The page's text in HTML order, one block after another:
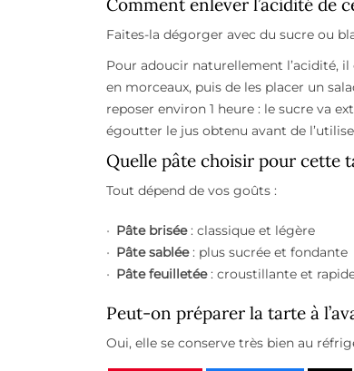
Comment enlever l’acidité de
Faites-la dégorger avec du sucre ou
Pour adoucir naturellement l’acidité,
en morceaux, puis de les placer un
reposer environ 1 heure : le sucre va
égoutter le jus obtenu avant de
Quelle pâte choisir pour cette
Tout dépend de vos goûts :
Pâte brisée: classique et légère
Pâte sablée: plus sucrée et fondante
Pâte feuilletée: croustillante et
Peut-on préparer la tarte à
Oui, elle se conserve très bien au